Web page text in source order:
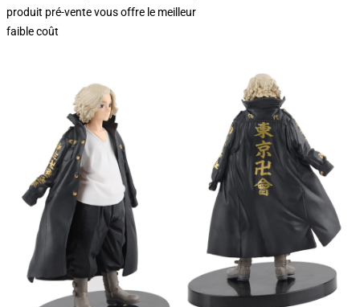
produit pré-vente vous offre le meilleur
faible coût